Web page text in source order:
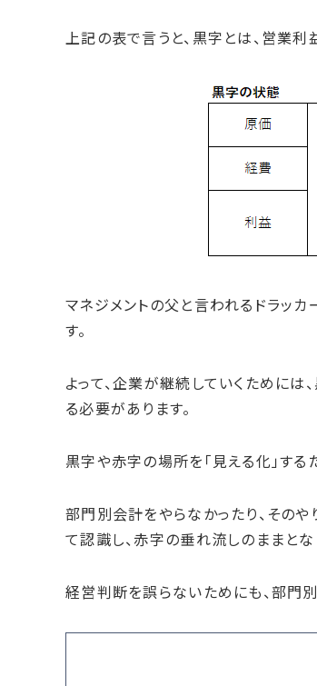
上記の表で言うと、黒字とは、営業
マネジメントの父と言われるドラッ
す。
よって、企業が継続していくためには
る必要があります。
黒字や赤字の場所を「見える化」する
部門別会計をやらなかったり、その
て認識し、赤字の垂れ流しのままとな
経営判断を誤らないためにも、部門